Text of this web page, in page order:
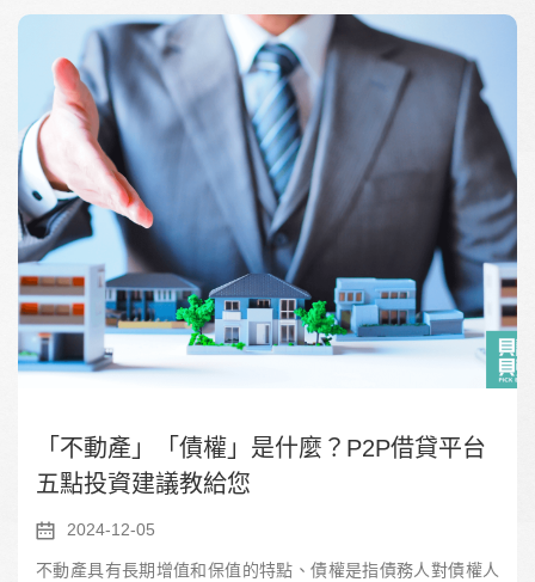
「不動產」「債權」是什麼？P2P借貸平台
五點投資建議教給您
2024-12-05
不動產具有長期增值和保值的特點、債權是指債務人對債權人